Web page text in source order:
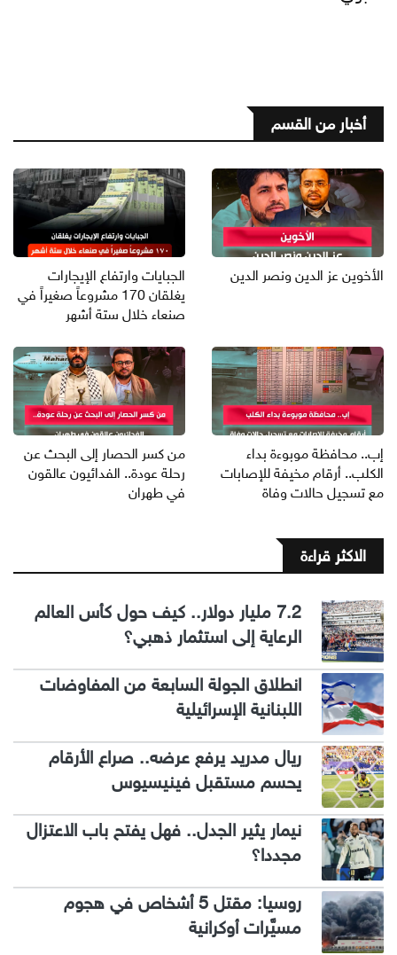
أخبار من القسم
الأخوين عز الدين ونصر الدين
الجبايات وارتفاع الإيجارات
يغلقان 170 مشروعاً صغيراً في
صنعاء خلال ستة أشهر
إب.. محافظة موبوءة بداء
الكلب.. أرقام مخيفة للإصابات
مع تسجيل حالات وفاة
من كسر الحصار إلى البحث عن
رحلة عودة.. الفدائيون عالقون
في طهران
الاكثر قراءة
7.2 مليار دولار.. كيف حول كأس العالم
الرعاية إلى استثمار ذهبي؟
انطلاق الجولة السابعة من المفاوضات
اللبنانية الإسرائيلية
ريال مدريد يرفع عرضه.. صراع الأرقام
يحسم مستقبل فينيسيوس
نيمار يثير الجدل.. فهل يفتح باب الاعتزال
مجددا؟
روسيا: مقتل 5 أشخاص في هجوم
مسيَّرات أوكرانية